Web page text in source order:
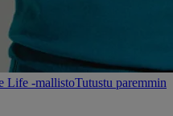
Life -mallistoTutustu paremmin